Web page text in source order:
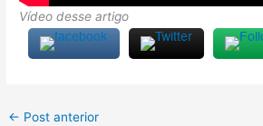
Vídeo desse artigo
← Post anterior